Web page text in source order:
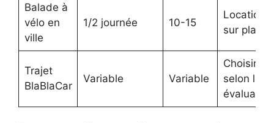
Balade à
vélo en
ville
1/2 journée 10-15
Location
sur place
Trajet
BlaBlaCar
Variable Variable
Choisir
selon les